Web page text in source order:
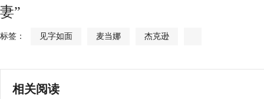
妻”
标签： 见字如面 麦当娜 杰克逊
相关阅读